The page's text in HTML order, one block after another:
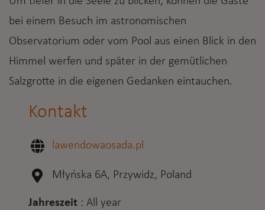
bei einem Besuch im astronomischen
Observatorium oder vom Pool aus einen Blick in den
Himmel werfen und später in der gemütlichen
Salzgrotte in die eigenen Gedanken eintauchen.
Kontakt
lawendowaosada.pl
Młyńska 6A, Przywidz, Poland
Jahreszeit : All year